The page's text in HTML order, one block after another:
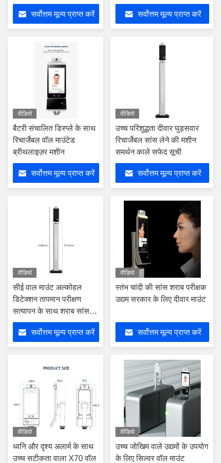
सर्वोत्तम मूल्य प्राप्त करें
रिचार्जेबल
सर्वोत्तम मूल्य प्राप्त करें
वीडियो
बैटरी संचालित डिस्प्ले के साथ
रिचार्जेबल वॉल माउंटेड
ब्रीथलाइज़र मशीन
सर्वोत्तम मूल्य प्राप्त करें
वीडियो
उच्च परिशुद्धता दीवार घुड़सवार
रिचार्जेबल सांस लेने की मशीन
समर्थन काले सफेद सूची
सर्वोत्तम मूल्य प्राप्त करें
वीडियो
सीई वाल माउंट अल्कोहल
डिटेक्शन तापमान परीक्षण
सत्यापन के साथ शराब सांस
परीक्षक
सर्वोत्तम मूल्य प्राप्त करें
वीडियो
स्तंभ चांदी की सांस शराब परीक्षक
उद्यम सरकार के लिए दीवार माउंट
सर्वोत्तम मूल्य प्राप्त करें
वीडियो
ध्वनि और दृश्य अलार्म के साथ
उच्च सटीकता वाला X70 वॉल
वीडियो
उच्च जोखिम वाले उद्यमों के उपयोग
के लिए सिल्वर वॉल माउंट